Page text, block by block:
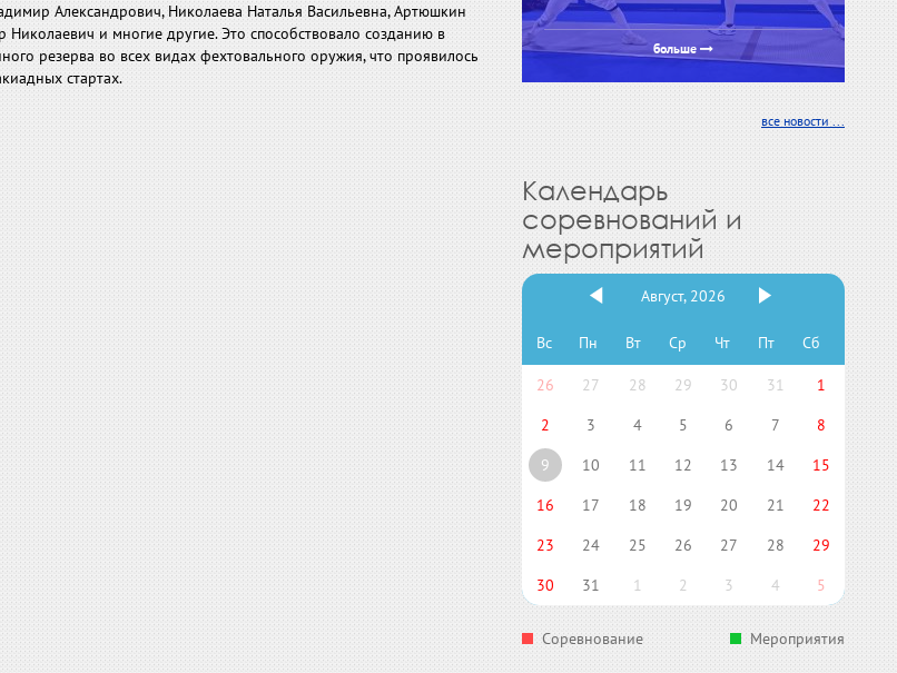
Александрович, Николаева Наталья Васильевна, Артюшкин
и многие другие. Это способствовало созданию в
резерва во всех видах фехтовального оружия, что проявилось
стартах.
больше
все новости ...
Календарь
соревнований и
мероприятий
Август, 2026
Вс Пн Вт Ср Чт Пт Сб
26 27 28 29 30 31
1
2
3 4 5 6 7
8
9
10 11 12 13 14
15
16
17 18 19 20 21
22
23
24 25 26 27 28
29
30
31 1 2 3 4 5
Соревнование Мероприятия